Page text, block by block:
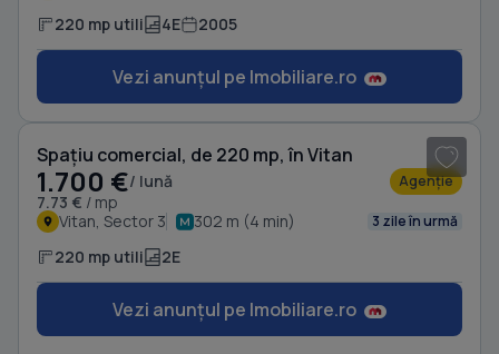
220 mp utili 4E 2005
Vezi anunțul pe Imobiliare.ro
Spațiu comercial, de 220 mp, în Vitan
1.700 €/ lună
7.73 € / mp
Agenție
Vitan, Sector 3 302 m (4 min) 3 zile în urmă
220 mp utili 2E
Vezi anunțul pe Imobiliare.ro